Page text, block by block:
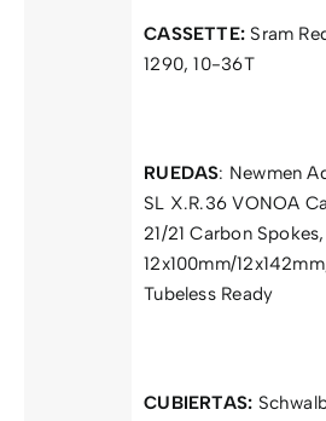
CASSETTE: Sram
1290, 10-36T
RUEDAS: Newmen
SL X.R.36 VONOA
21/21 Carbon Spokes,
12x100mm/
Tubeless Ready
CUBIERTAS: